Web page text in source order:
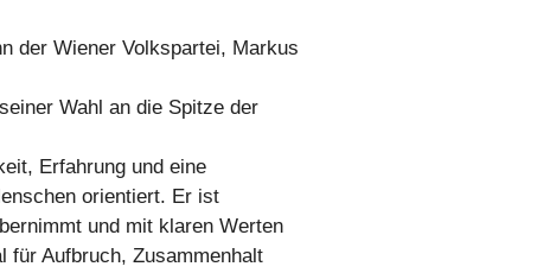
der Wiener Volkspartei, Markus
Wahl an die Spitze der
Erfahrung und eine
orientiert. Er ist
und mit klaren Werten
für Aufbruch, Zusammenhalt